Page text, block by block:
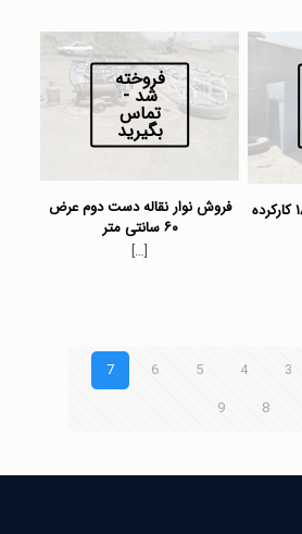
خرید سرند خشک کن ۱۸۰ کارکرده
فروخته
شد -
تماس
بگیرید
فروش نوار نقاله دست دوم عرض
۶۰ سانتی متر
[…]
3
4
5
6
7
8
9